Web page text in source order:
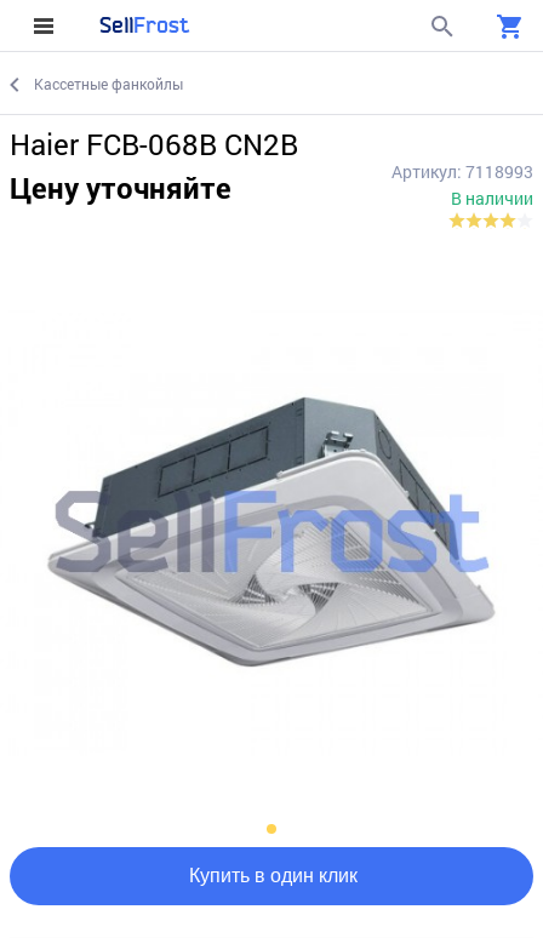
SellFrost
Кассетные фанкойлы
Haier FCB-068B CN2B
Цену уточняйте
Артикул: 7118993
В наличии
Купить в один клик